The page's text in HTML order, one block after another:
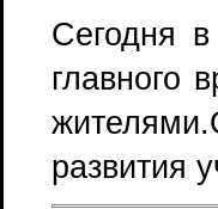
Сегодня в
главного
развития